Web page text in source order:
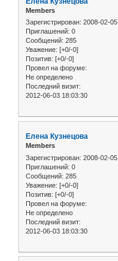
Members
Зарегистрирован: 2008-02-05
Приглашений: 0
Сообщений: 285
Уважение: [+0/-0]
Позитив: [+0/-0]
Провел на форуме:
Не определено
Последний визит:
2012-06-03 18:03:30
Елена Кузнецова
Members
Зарегистрирован: 2008-02-05
Приглашений: 0
Сообщений: 285
Уважение: [+0/-0]
Позитив: [+0/-0]
Провел на форуме:
Не определено
Последний визит:
2012-06-03 18:03:30